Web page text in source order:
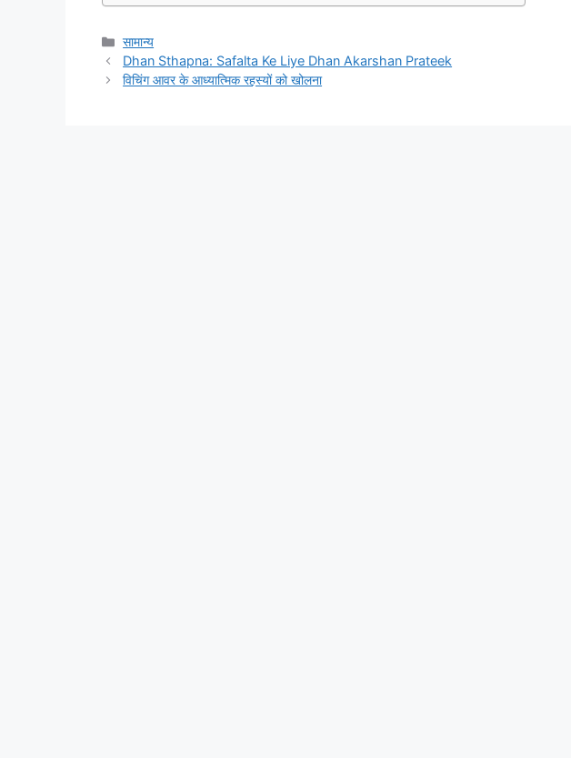
Categories
सामान्य
Dhan Sthapna: Safalta Ke Liye Dhan Akarshan Prateek
विचिंग आवर के आध्यात्मिक रहस्यों को खोलना